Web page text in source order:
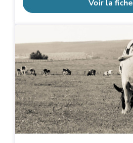
Voir la fiche